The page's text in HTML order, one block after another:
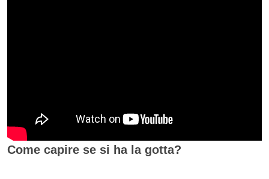
Come capire se si ha la gotta?